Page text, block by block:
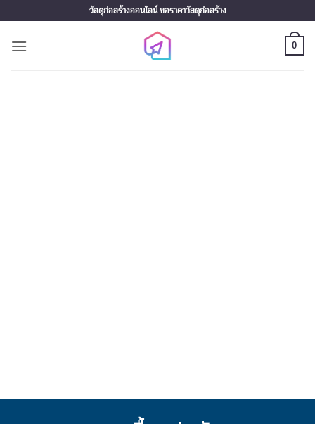
to
content
วัสดุก่อสร้างออนไลน์ ขอราคาวัสดุก่อสร้าง
0